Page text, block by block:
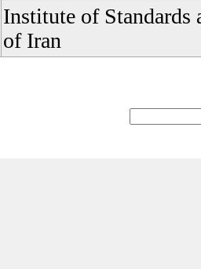
Institute of Standards
of Iran